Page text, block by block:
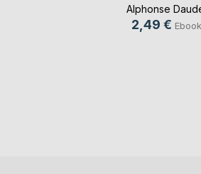
Alphonse
2,49 € Ebook